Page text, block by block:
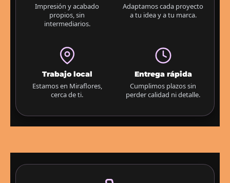
Impresión y acabado
propios, sin
intermediarios.
Adaptamos cada proyecto
a tu idea y a tu marca.
Trabajo local
Estamos en Miraflores,
cerca de ti.
Entrega rápida
Cumplimos plazos sin
perder calidad ni detalle.